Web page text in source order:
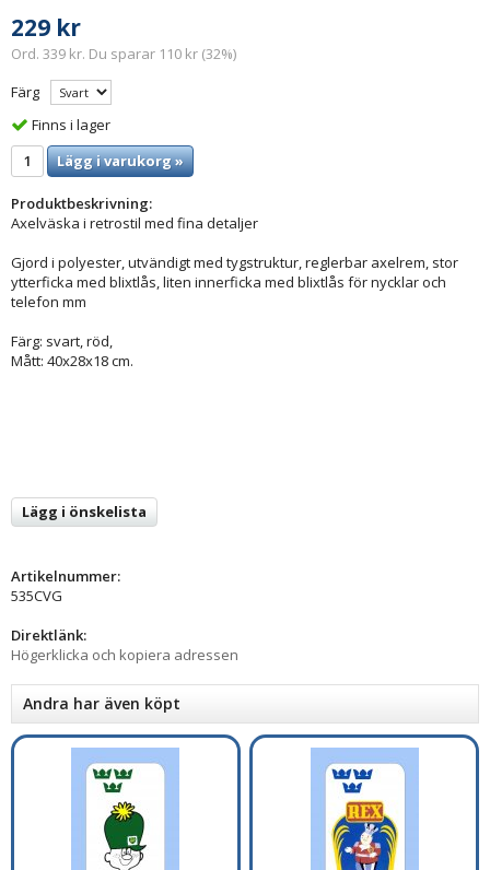
229 kr
Ord. 339 kr. Du sparar 110 kr (32%)
Färg
Finns i lager
Lägg i varukorg »
Produktbeskrivning:
Axelväska i retrostil med fina detaljer
Gjord i polyester, utvändigt med tygstruktur, reglerbar axelrem, stor
ytterficka med blixtlås, liten innerficka med blixtlås för nycklar och
telefon mm
Färg: svart, röd,
Mått: 40x28x18 cm.
Lägg i önskelista
Artikelnummer:
535CVG
Direktlänk:
Högerklicka och kopiera adressen
Andra har även köpt